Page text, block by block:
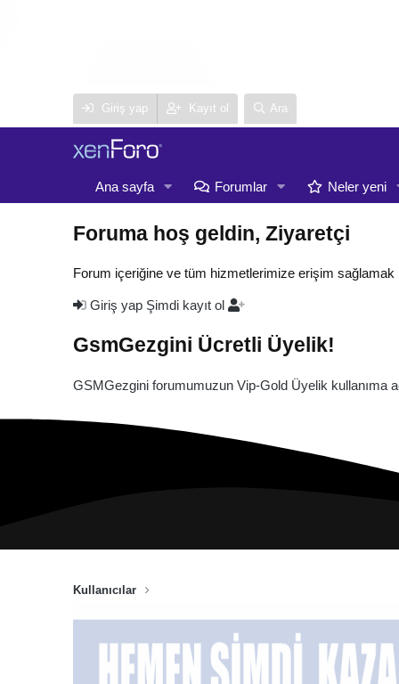
Giriş yap Kayıt ol Ara
Ana sayfa Forumlar Neler yeni
Foruma hoş geldin, Ziyaretçi
Forum içeriğine ve tüm hizmetlerimize erişim sağlamak
Giriş yap Şimdi kayıt ol
GsmGezgini Ücretli Üyelik!
GSMGezgini forumumuzun Vip-Gold Üyelik kullanıma
Kullanıcılar